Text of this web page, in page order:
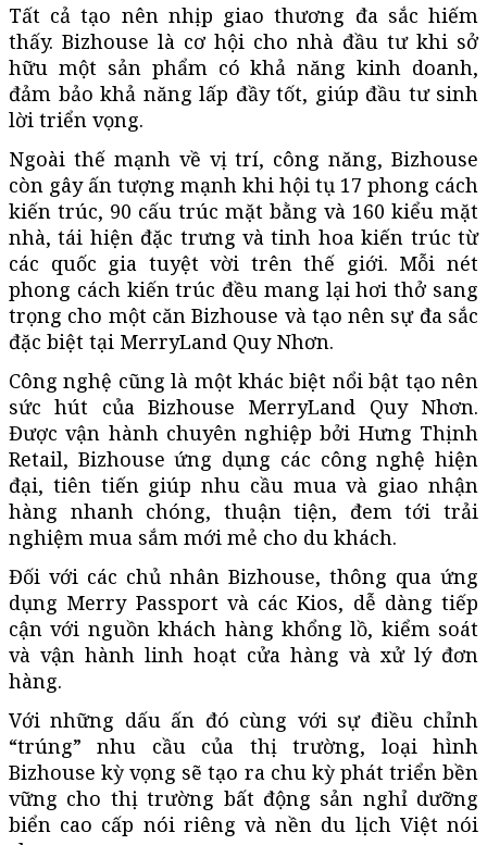
Tất cả tạo nên nhịp giao thương đa sắc hiếm
thấy. Bizhouse là cơ hội cho nhà đầu tư khi sở
hữu một sản phẩm có khả năng kinh doanh,
đảm bảo khả năng lấp đầy tốt, giúp đầu tư sinh
lời triển vọng.
Ngoài thế mạnh về vị trí, công năng, Bizhouse
còn gây ấn tượng mạnh khi hội tụ 17 phong cách
kiến trúc, 90 cấu trúc mặt bằng và 160 kiểu mặt
nhà, tái hiện đặc trưng và tinh hoa kiến trúc từ
các quốc gia tuyệt vời trên thế giới. Mỗi nét
phong cách kiến trúc đều mang lại hơi thở sang
trọng cho một căn Bizhouse và tạo nên sự đa sắc
đặc biệt tại MerryLand Quy Nhơn.
Công nghệ cũng là một khác biệt nổi bật tạo nên
sức hút của Bizhouse MerryLand Quy Nhơn.
Được vận hành chuyên nghiệp bởi Hưng Thịnh
Retail, Bizhouse ứng dụng các công nghệ hiện
đại, tiên tiến giúp nhu cầu mua và giao nhận
hàng nhanh chóng, thuận tiện, đem tới trải
nghiệm mua sắm mới mẻ cho du khách.
Đối với các chủ nhân Bizhouse, thông qua ứng
dụng Merry Passport và các Kios, dễ dàng tiếp
cận với nguồn khách hàng khổng lồ, kiểm soát
và vận hành linh hoạt cửa hàng và xử lý đơn
hàng.
Với những dấu ấn đó cùng với sự điều chỉnh
“trúng” nhu cầu của thị trường, loại hình
Bizhouse kỳ vọng sẽ tạo ra chu kỳ phát triển bền
vững cho thị trường bất động sản nghỉ dưỡng
biển cao cấp nói riêng và nền du lịch Việt nói